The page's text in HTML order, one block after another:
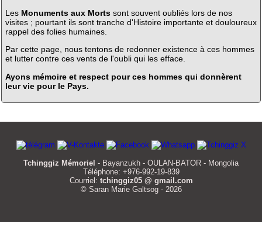
Les Monuments aux Mortssont souvent oubliés lors de nos
visites ; pourtant ils sont tranche d'Histoire importante et douloureux
rappel des folies humaines.
Par cette page, nous tentons de redonner existence à ces hommes
et lutter contre ces vents de l'oubli qui les efface.
Ayons mémoire et respect pour ces hommes qui donnèrent
leur vie pour le Pays.
Tchinggiz Mémoriel - Bayanzukh - OULAN-BATOR - Mongolia
Téléphone: +976-992-19-839
Courriel: tchinggiz05 @ gmail.com
© Saran Marie Galtsog - 2026